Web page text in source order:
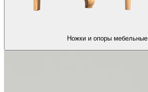
Ножки и опоры мебельные